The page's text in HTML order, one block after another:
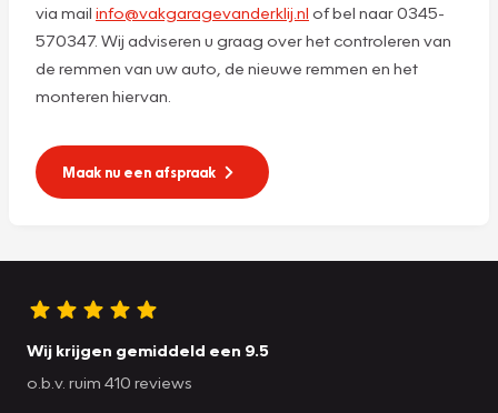
via mail info@vakgaragevanderklij.nl of bel naar 0345-
570347. Wij adviseren u graag over het controleren van
de remmen van uw auto, de nieuwe remmen en het
monteren hiervan.
Maak nu een afspraak
Wij krijgen gemiddeld een 9.5
o.b.v. ruim 410 reviews